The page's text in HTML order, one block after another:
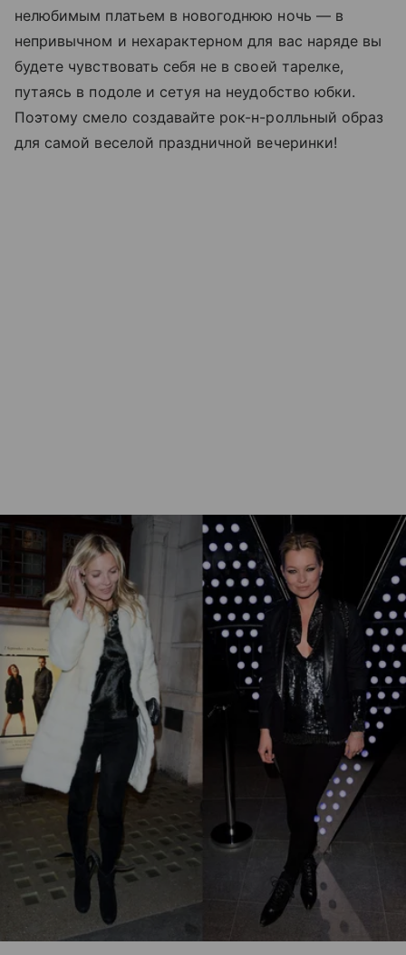
нелюбимым платьем в новогоднюю ночь — в
непривычном и нехарактерном для вас наряде вы
будете чувствовать себя не в своей тарелке,
путаясь в подоле и сетуя на неудобство юбки.
Поэтому смело создавайте рок-н-ролльный образ
для самой веселой праздничной вечеринки!